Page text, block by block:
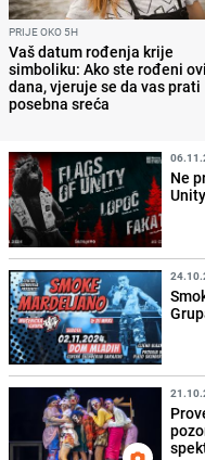
PRIJE OKO 5H
Vaš datum rođenja krije
simboliku: Ako ste rođeni
dana, vjeruje se da vas prati
posebna sreća
Ne